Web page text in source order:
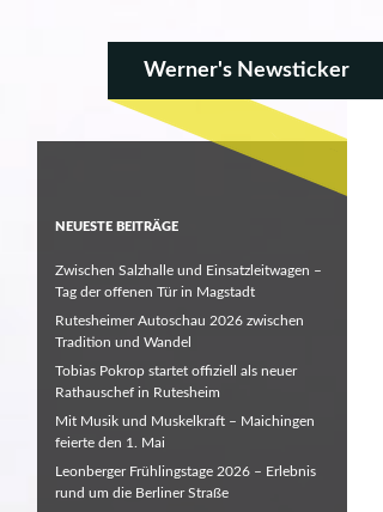
Werner's Newsticker
NEUESTE BEITRÄGE
Zwischen Salzhalle und Einsatzleitwagen –
Tag der offenen Tür in Magstadt
Rutesheimer Autoschau 2026 zwischen
Tradition und Wandel
Tobias Pokrop startet offiziell als neuer
Rathauschef in Rutesheim
Mit Musik und Muskelkraft – Maichingen
feierte den 1. Mai
Leonberger Frühlingstage 2026 – Erlebnis
rund um die Berliner Straße